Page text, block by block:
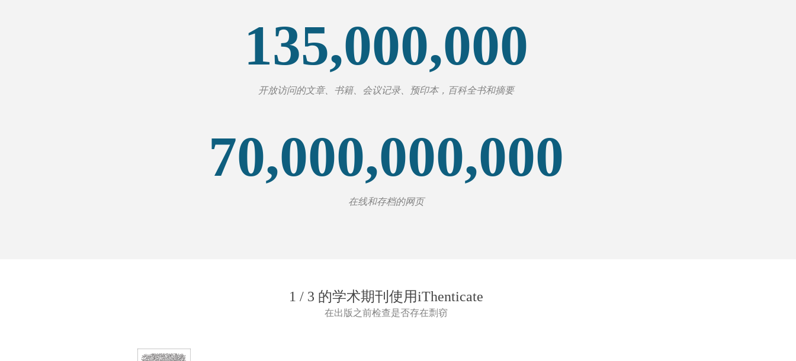
135,000,000
开放访问的文章、书籍、会议记录、预印本，百科全书和摘要
70,000,000,000
在线和存档的网页
1 / 3 的学术期刊使用iThenticate
在出版之前检查是否存在剽窃